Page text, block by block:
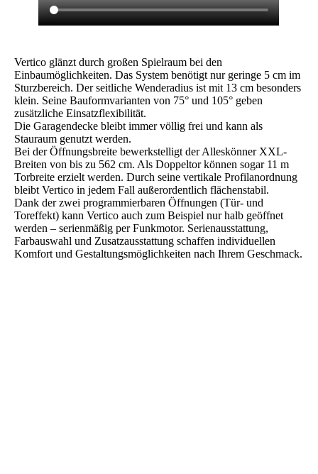
Vertico glänzt durch großen Spielraum bei den
Einbaumöglichkeiten. Das System benötigt nur geringe 5 cm im
Sturzbereich. Der seitliche Wenderadius ist mit 13 cm besonders
klein. Seine Bauformvarianten von 75° und 105° geben
zusätzliche Einsatzflexibilität.
Die Garagendecke bleibt immer völlig frei und kann als
Stauraum genutzt werden.
Bei der Öffnungsbreite bewerkstelligt der Alleskönner XXL-
Breiten von bis zu 562 cm. Als Doppeltor können sogar 11 m
Torbreite erzielt werden. Durch seine vertikale Profilanordnung
bleibt Vertico in jedem Fall außerordentlich flächenstabil.
Dank der zwei programmierbaren Öffnungen (Tür- und
Toreffekt) kann Vertico auch zum Beispiel nur halb geöffnet
werden – serienmäßig per Funkmotor. Serienausstattung,
Farbauswahl und Zusatzausstattung schaffen individuellen
Komfort und Gestaltungsmöglichkeiten nach Ihrem Geschmack.